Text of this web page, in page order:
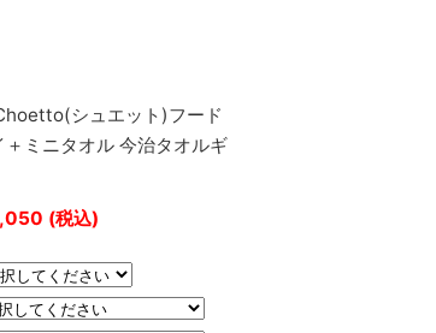
シュエット)フード
ミニタオル 今治タオルギ
(税込)